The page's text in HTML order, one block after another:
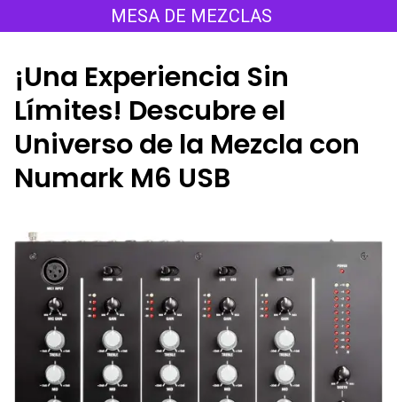
al
MESA DE MEZCLAS
¡Una Experiencia Sin
Límites! Descubre el
Universo de la Mezcla con
Numark M6 USB